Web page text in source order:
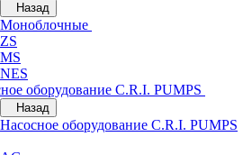
Назад
Моноблочные
ZS
MS
NES
оборудование C.R.I. PUMPS
Назад
Насосное оборудование C.R.I. PUMPS